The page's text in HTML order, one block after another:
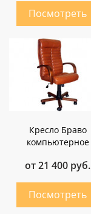
Кресло Браво
компьютерное
от 21 400 руб.